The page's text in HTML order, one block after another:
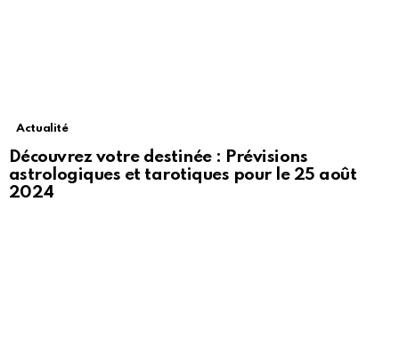
Actualité
Découvrez votre destinée : Prévisions
astrologiques et tarotiques pour le 25 août
2024